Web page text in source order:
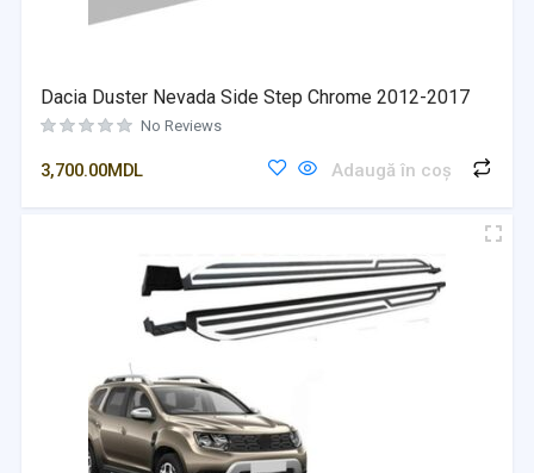
Dacia Duster Nevada Side Step Chrome 2012-2017
No Reviews
3,700.00MDL Adaugă în coș